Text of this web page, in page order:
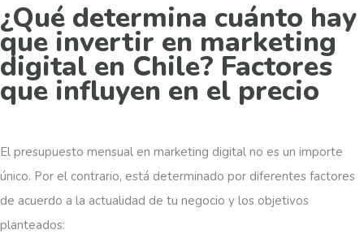
¿Qué determina cuánto hay
que invertir en marketing
digital en Chile? Factores
que influyen en el precio
El presupuesto mensual en marketing digital no es un importe
único. Por el contrario, está determinado por diferentes factores
de acuerdo a la actualidad de tu negocio y los objetivos
planteados: